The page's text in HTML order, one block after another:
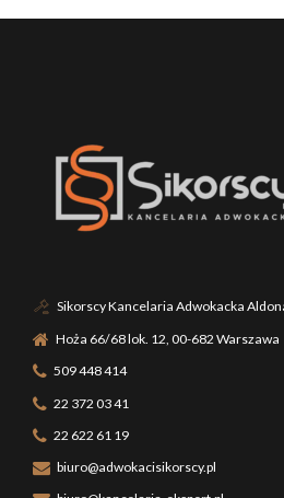
Sikorscy Kancelaria Adwokacka
Hoża 66/68 lok. 12, 00-682 Warszawa
509 448 414
22 372 03 41
22 622 61 19
biuro@adwokacisikorscy.pl